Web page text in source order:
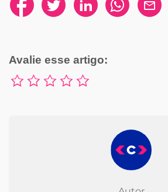
Avalie esse artigo: